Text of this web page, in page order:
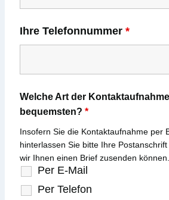
Ihre Telefonnummer *
Welche Art der
bequemsten? *
Per E-Mail
Per Telefon
Insofern Sie die Kontaktaufnahme per
hinterlassen Sie bitte Ihre
wir Ihnen einen Brief zusenden können.